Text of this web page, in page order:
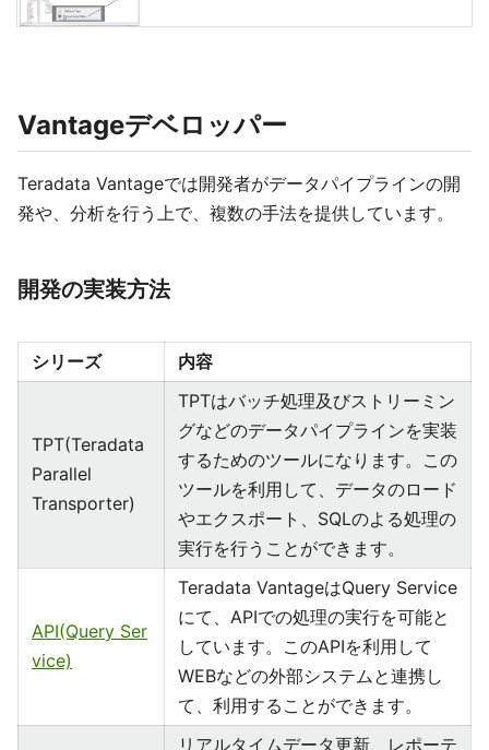
Vantageデベロッパー
Teradata Vantageでは開発者がデータパイプラインの開
発や、分析を行う上で、複数の手法を提供しています。
開発の実装方法
シリーズ 内容
TPT(Teradata
Parallel
Transporter)
TPTはバッチ処理及びストリーミン
グなどのデータパイプラインを実装
するためのツールになります。この
ツールを利用して、データのロード
やエクスポート、SQLのよる処理の
実行を行うことができます。
API(Query Ser
vice)
Teradata VantageはQuery Service
にて、APIでの処理の実行を可能と
しています。このAPIを利用して
WEBなどの外部システムと連携し
て、利用することができます。
リアルタイムデータ更新、レポーテ